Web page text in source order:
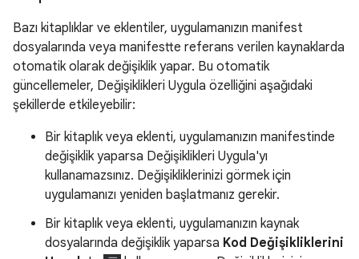
Bazı kitaplıklar ve eklentiler, uygulamanızın manifest
dosyalarında veya manifestte referans verilen kaynaklarda
otomatik olarak değişiklik yapar. Bu otomatik
güncellemeler, Değişiklikleri Uygula özelliğini aşağıdaki
şekillerde etkileyebilir:
Bir kitaplık veya eklenti, uygulamanızın manifestinde
değişiklik yaparsa Değişiklikleri Uygula'yı
kullanamazsınız. Değişikliklerinizi görmek için
uygulamanızı yeniden başlatmanız gerekir.
Bir kitaplık veya eklenti, uygulamanızın kaynak
dosyalarında değişiklik yaparsa Kod Değişikliklerini